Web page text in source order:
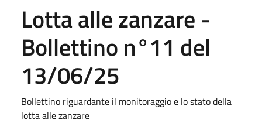
Lotta alle zanzare -
Bollettino n°11 del
13/06/25
Bollettino riguardante il monitoraggio e lo stato della
lotta alle zanzare